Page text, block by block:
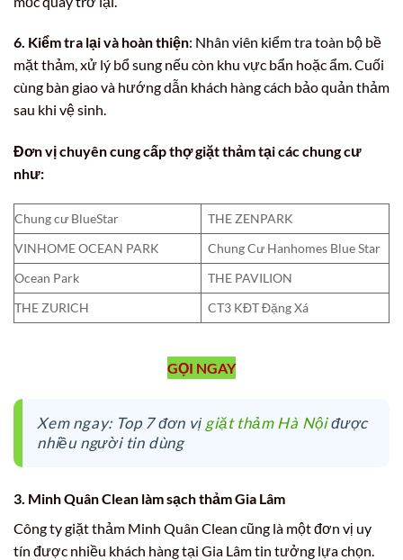
6. Kiểm tra lại và hoàn thiện: Nhân viên kiểm tra toàn bộ bề
mặt thảm, xử lý bổ sung nếu còn khu vực bẩn hoặc ẩm. Cuối
cùng bàn giao và hướng dẫn khách hàng cách bảo quản thảm
sau khi vệ sinh.
Đơn vị chuyên cung cấp thợ giặt thảm tại các chung cư
như:
Chung cư BlueStar
THE ZENPARK
VINHOME OCEAN PARK
Chung Cư Hanhomes Blue Star
Ocean Park
THE PAVILION
THE ZURICH
CT3 KĐT Đặng Xá
GỌI NGAY
Xem ngay: Top 7 đơn vị giặt thảm Hà Nộiđược
nhiều người tin dùng
3. Minh Quân Clean làm sạch thảm Gia Lâm
Công ty giặt thảm Minh Quân Clean cũng là một đơn vị uy
tín được nhiều khách hàng tại Gia Lâm tin tưởng lựa chọn.